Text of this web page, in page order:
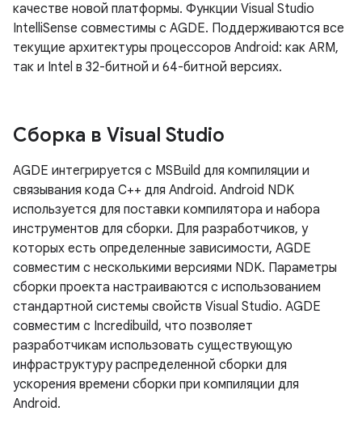
качестве новой платформы. Функции Visual Studio
IntelliSense совместимы с AGDE. Поддерживаются все
текущие архитектуры процессоров Android: как ARM,
так и Intel в 32-битной и 64-битной версиях.
Сборка в Visual Studio
AGDE интегрируется с MSBuild для компиляции и
связывания кода C++ для Android. Android NDK
используется для поставки компилятора и набора
инструментов для сборки. Для разработчиков, у
которых есть определенные зависимости, AGDE
совместим с несколькими версиями NDK. Параметры
сборки проекта настраиваются с использованием
стандартной системы свойств Visual Studio. AGDE
совместим с Incredibuild, что позволяет
разработчикам использовать существующую
инфраструктуру распределенной сборки для
ускорения времени сборки при компиляции для
Android.